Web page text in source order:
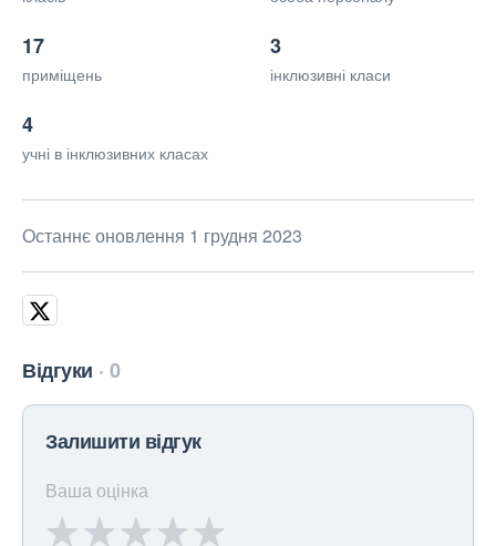
17
приміщень
3
інклюзивні класи
4
учні в інклюзивних класах
Останнє оновлення 1 грудня 2023
Відгуки 0
Залишити відгук
Ваша оцінка